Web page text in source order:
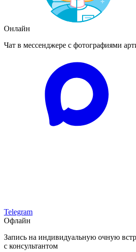
Онлайн
Чат в мессенджере с фотографиями
Telegram
Офлайн
Запись на индивидуальную очную
с консультантом